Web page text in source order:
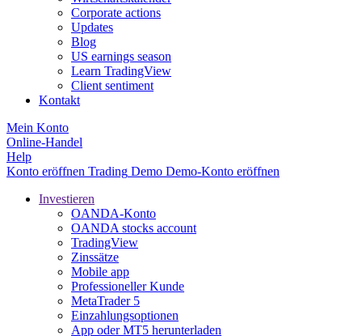
Corporate actions
Updates
Blog
US earnings season
Learn TradingView
Client sentiment
Kontakt
Mein Konto
Online-Handel
Help
Konto eröffnen Trading Demo Demo-Konto eröffnen
Investieren
OANDA-Konto
OANDA stocks account
TradingView
Zinssätze
Mobile app
Professioneller Kunde
MetaTrader 5
Einzahlungsoptionen
App oder MT5 herunterladen